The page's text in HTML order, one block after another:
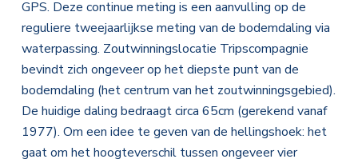
GPS. Deze continue meting is een aanvulling op de
reguliere tweejaarlijkse meting van de bodemdaling via
waterpassing. Zoutwinningslocatie Tripscompagnie
bevindt zich ongeveer op het diepste punt van de
bodemdaling (het centrum van het zoutwinningsgebied).
De huidige daling bedraagt circa 65cm (gerekend vanaf
1977). Om een idee te geven van de hellingshoek: het
gaat om het hoogteverschil tussen ongeveer vier